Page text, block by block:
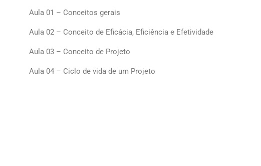
Aula 01 – Conceitos gerais
Aula 02 – Conceito de Eficácia, Eficiência e Efetividade
Aula 03 – Conceito de Projeto
Aula 04 – Ciclo de vida de um Projeto